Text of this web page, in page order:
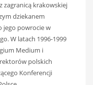
zagranicą krakowskiej
dziekanem
jego powrocie w
W latach 1996-1999
Medium i
polskich
Konferencji